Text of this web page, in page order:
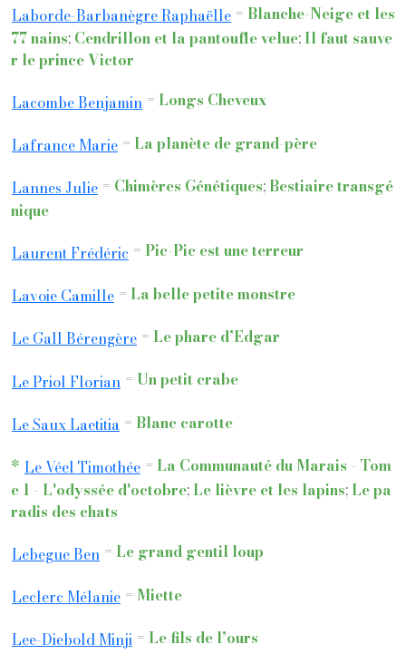
Laborde-Barbanègre Raphaëlle = Blanche-Neige et les
77 nains; Cendrillon et la pantoufle velue;Il faut sauve
r le prince Victor
Lacombe Benjamin = Longs Cheveux
Lafrance Marie = La planète de grand-père
Lannes Julie = Chimères Génétiques;Bestiaire transgé
nique
Laurent Frédéric = Pic-Pic est une terreur
Lavoie Camille = La belle petite monstre
Le Gall Bérengère = Le phare d’Edgar
Le Priol Florian = Un petit crabe
Le Saux Laetitia = Blanc carotte
* Le Véel Timothée = La Communauté du Marais - Tom
e 1 - L'odyssée d'octobre;Le lièvre et les lapins;Le pa
radis des chats
Lebegue Ben = Le grand gentil loup
Leclerc Mélanie = Miette
Lee-Diebold Minji = Le fils de l’ours